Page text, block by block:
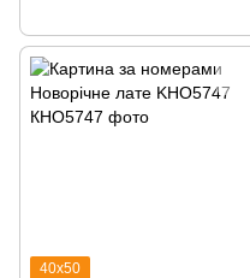
40х50